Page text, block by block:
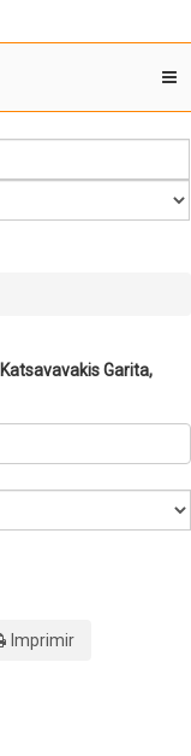
Katsavavakis Garita,
Imprimir